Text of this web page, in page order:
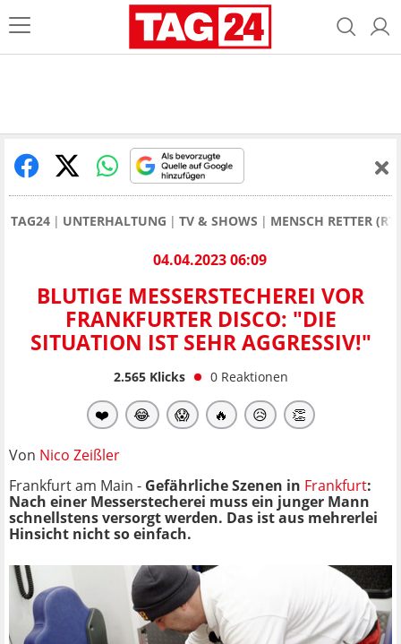
TAG24 UNTERHALTUNG TV & SHOWS MENSCH RETTER
04.04.2023 06:09
BLUTIGE MESSERSTECHEREI VOR
FRANKFURTER DISCO: "DIE
SITUATION IST SEHR AGGRESSIV!"
2.565Klicks 0 Reaktionen
❤️ 😂 😱 🔥 😥 👏
Von Nico Zeißler
Frankfurt am Main - Gefährliche Szenen in Frankfurt:
Nach einer Messerstecherei muss ein junger Mann
schnellstens versorgt werden. Das ist aus mehrerlei
Hinsicht nicht so einfach.